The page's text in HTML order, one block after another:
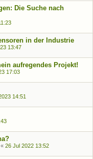
Die Suche nach
in der Industrie
13:47
aufregendes Projekt!
17:03
14:51
« 26 Jul 2022 13:52